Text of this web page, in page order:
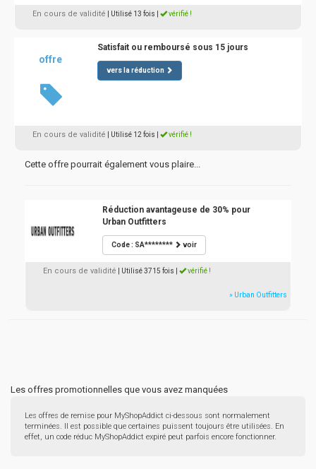
En cours de validité | Utilisé 13 fois vérifié !
offre
Satisfait ou remboursé sous 15 jours
vers la réduction
En cours de validité | Utilisé 12 fois vérifié !
Cette offre pourrait également vous plaire...
Réduction avantageuse de 30% pour
Urban Outfitters
Code : SA******** voir
En cours de validité | Utilisé 3715 fois vérifié !
» Urban Outfitters
Les offres promotionnelles que vous avez manquées
Les offres de remise pour MyShopAddict ci-dessous sont normalement
terminées. Il est possible que certaines puissent toujours être utilisées. En
effet, un code réduc MyShopAddict expiré peut parfois encore fonctionner.